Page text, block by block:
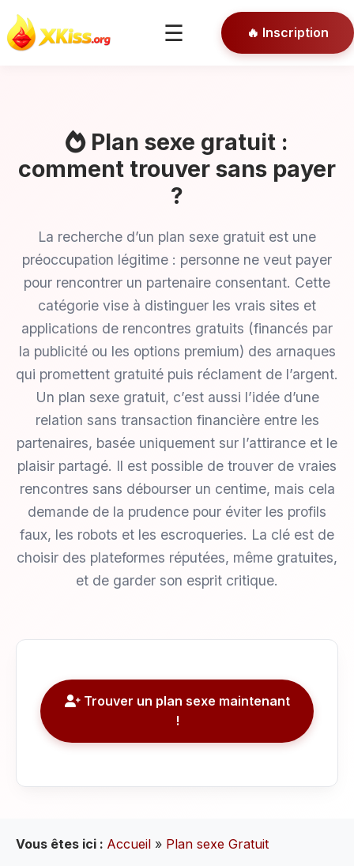
☰
🎯 Conseils
🔒 Connexion
🔥 Inscription
Plan sexe gratuit :
comment trouver sans payer
?
La recherche d’un plan sexe gratuit est une
préoccupation légitime : personne ne veut payer
pour rencontrer un partenaire consentant. Cette
catégorie vise à distinguer les vrais sites et
applications de rencontres gratuits (financés par
la publicité ou les options premium) des arnaques
qui promettent gratuité puis réclament de l’argent.
Un plan sexe gratuit, c’est aussi l’idée d’une
relation sans transaction financière entre les
partenaires, basée uniquement sur l’attirance et le
plaisir partagé. Il est possible de trouver de vraies
rencontres sans débourser un centime, mais cela
demande de la prudence pour éviter les profils
faux, les robots et les escroqueries. La clé est de
choisir des plateformes réputées, même gratuites,
et de garder son esprit critique.
Trouver un plan sexe maintenant
!
Vous êtes ici : Accueil » Plan sexe Gratuit